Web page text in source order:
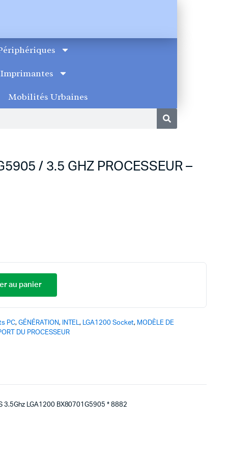
Imprimantes
Mobilités Urbaines
/ 3.5 GHZ PROCESSEUR –
au panier
PC, GÉNÉRATION, INTEL, LGA1200 Socket, MODÈLE DE
DU PROCESSEUR
3.5Ghz LGA1200 BX80701G5905 * 8882